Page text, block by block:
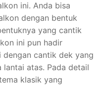
ini. Anda bisa
dengan bentuk
yang cantik
ini pun hadir
cantik dek yang
lantai atas. Pada detail
klasik yang